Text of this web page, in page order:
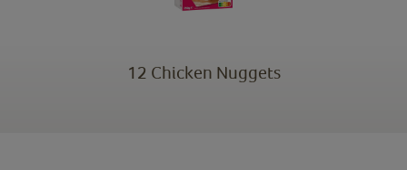
12 Chicken Nuggets